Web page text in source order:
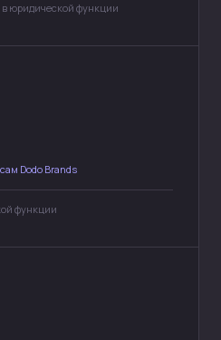
юридической функции
Dodo Brands
функции